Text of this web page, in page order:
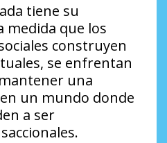
tiene su
medida que los
construyen
se enfrentan
una
un mundo donde
a ser